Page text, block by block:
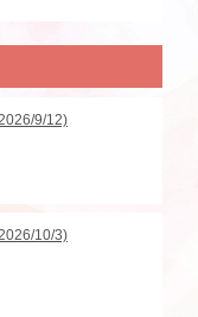
9/12)
10/3)